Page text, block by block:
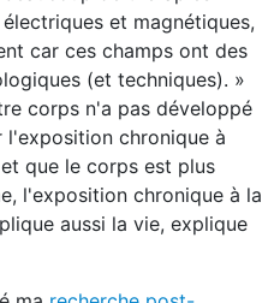
et magnétiques,
car ces champs ont des
(et techniques). »
corps n'a pas développé
l'exposition chronique à
que le corps est plus
l'exposition chronique à la
aussi la vie, explique